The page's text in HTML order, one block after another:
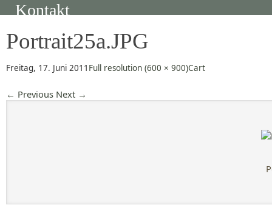
Kontakt
Portrait25a.JPG
Freitag, 17. Juni 2011 Full resolution (600 × 900)Cart
← Previous Next →